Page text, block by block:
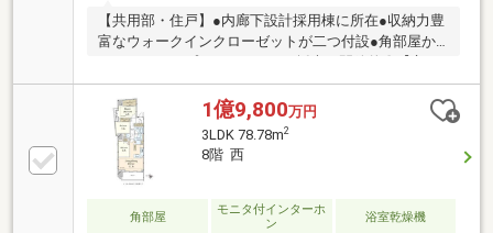
【共用部・住戸】●内廊下設計採用棟に所在●収納力豊
富なウォークインクローゼットが二つ付設●角部屋か
通】・JR山手線「高田馬場」駅 徒歩7分・西武新宿
線「 高田馬場」駅 徒歩7分【周辺環境】●徒歩5分圏内
にスーパー・コンビニ・ドラッグストア●24時間営業
「西友」まで徒歩5分【充実の共用施設・サービス
（一部有償）】◆スタディブース◆ミーティングスペ
ース◆居住者専用マンション内学童保育サービス◆ゲ
ストルーム◆キッズコーナー
1億9,800万円
3LDK 78.78m2
8階 西
角部屋
モニタ付インターホ
ン
浴室乾燥機